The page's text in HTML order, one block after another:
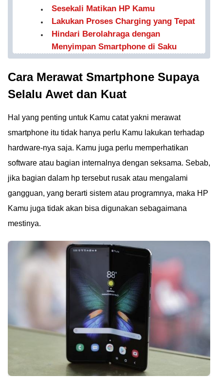
Sesekali Matikan HP Kamu
Lakukan Proses Charging yang Tepat
Hindari Berolahraga dengan
Menyimpan Smartphone di Saku
Cara Merawat Smartphone Supaya
Selalu Awet dan Kuat
Hal yang penting untuk Kamu catat yakni merawat
smartphone itu tidak hanya perlu Kamu lakukan terhadap
hardware-nya saja. Kamu juga perlu memperhatikan
software atau bagian internalnya dengan seksama. Sebab,
jika bagian dalam hp tersebut rusak atau mengalami
gangguan, yang berarti sistem atau programnya, maka HP
Kamu juga tidak akan bisa digunakan sebagaimana
mestinya.